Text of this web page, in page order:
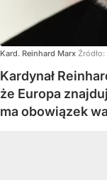
Kard. Reinhard Marx Źródło:
Kardynał
że Europa
ma obowiązek